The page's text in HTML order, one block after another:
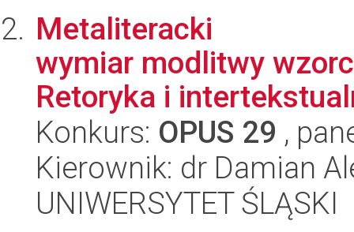
Metaliteracki
wymiar modlitwy
Retoryka i
Konkurs: OPUS 29 ,
Kierownik: dr Damian
UNIWERSYTET ŚLĄSKI